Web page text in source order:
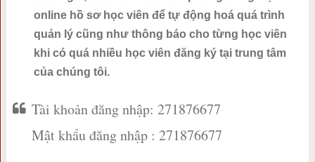
online hồ sơ học viên để tự động hoá quá trình
quản lý cũng như thông báo cho từng học viên
khi có quá nhiều học viên đăng ký tại trung tâm
của chúng tôi.
Tài khoản đăng nhập: 271876677
Mật khẩu đăng nhập : 271876677